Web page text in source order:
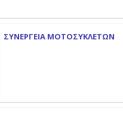
ΣΥΝΕΡΓΕΙΑ ΜΟΤΟΣΥΚΛΕΤΩΝ